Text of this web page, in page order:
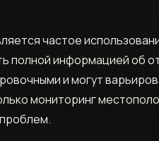
частое
полной информацией об
и могут
мониторинг